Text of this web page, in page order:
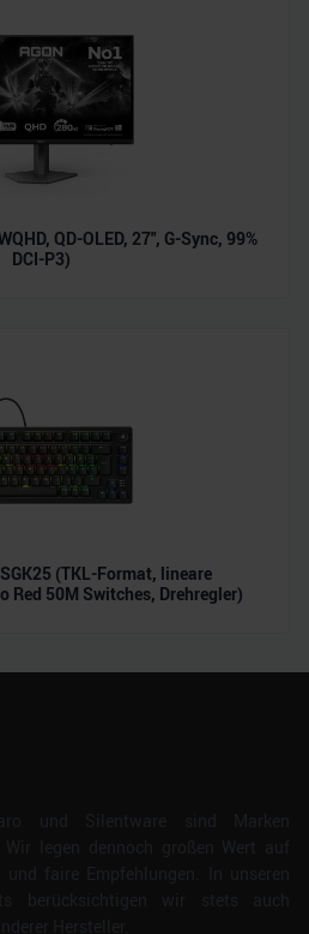
QD-OLED, 27", G-Sync, 99%
DCI-P3)
(TKL-Format, lineare
Red 50M Switches, Drehregler)